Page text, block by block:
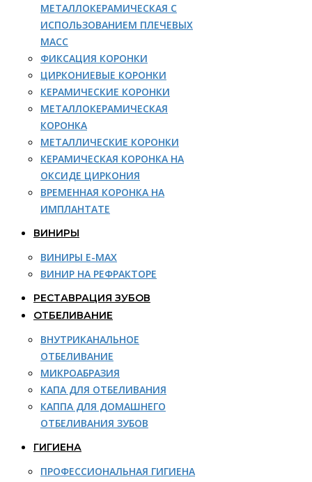
МЕТАЛЛОКЕРАМИЧЕСКАЯ С
ИСПОЛЬЗОВАНИЕМ ПЛЕЧЕВЫХ
МАСС
ФИКСАЦИЯ КОРОНКИ
ЦИРКОНИЕВЫЕ КОРОНКИ
КЕРАМИЧЕСКИЕ КОРОНКИ
МЕТАЛЛОКЕРАМИЧЕСКАЯ
КОРОНКА
МЕТАЛЛИЧЕСКИЕ КОРОНКИ
КЕРАМИЧЕСКАЯ КОРОНКА НА
ОКСИДЕ ЦИРКОНИЯ
ВРЕМЕННАЯ КОРОНКА НА
ИМПЛАНТАТЕ
ВИНИРЫ
ВИНИРЫ E-MAX
ВИНИР НА РЕФРАКТОРЕ
РЕСТАВРАЦИЯ ЗУБОВ
ОТБЕЛИВАНИЕ
ВНУТРИКАНАЛЬНОЕ
ОТБЕЛИВАНИЕ
МИКРОАБРАЗИЯ
КАПА ДЛЯ ОТБЕЛИВАНИЯ
КАППА ДЛЯ ДОМАШНЕГО
ОТБЕЛИВАНИЯ ЗУБОВ
ГИГИЕНА
ПРОФЕССИОНАЛЬНАЯ ГИГИЕНА